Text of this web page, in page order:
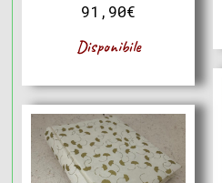
91,90€
Disponibile